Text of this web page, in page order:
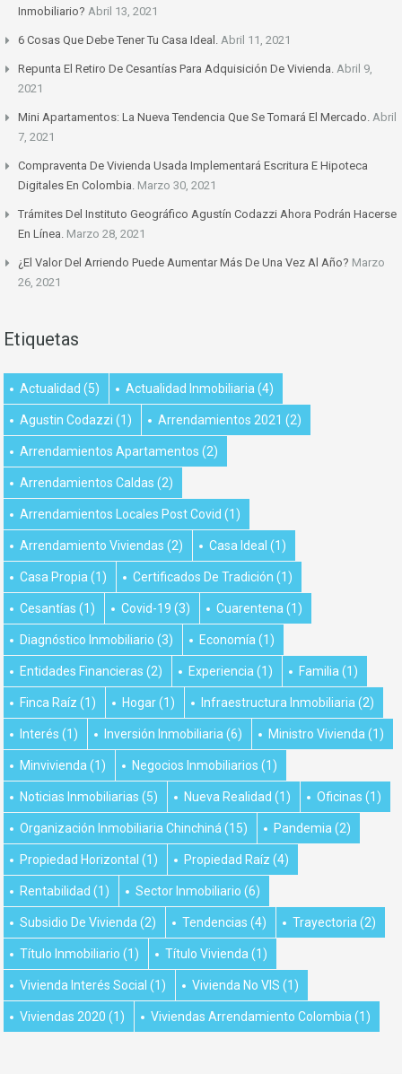
Inmobiliario? Abril 13, 2021
6 Cosas Que Debe Tener Tu Casa Ideal. Abril 11, 2021
Repunta El Retiro De Cesantías Para Adquisición De Vivienda. Abril 9,
2021
Mini Apartamentos: La Nueva Tendencia Que Se Tomará El Mercado. Abril
7, 2021
Compraventa De Vivienda Usada Implementará Escritura E Hipoteca
Digitales En Colombia. Marzo 30, 2021
Trámites Del Instituto Geográfico Agustín Codazzi Ahora Podrán Hacerse
En Línea. Marzo 28, 2021
¿El Valor Del Arriendo Puede Aumentar Más De Una Vez Al Año? Marzo
26, 2021
Etiquetas
Actualidad (5) Actualidad Inmobiliaria(4)
Agustin Codazzi (1) Arrendamientos 2021 (2)
Arrendamientos Apartamentos (2)
Arrendamientos Caldas (2)
Arrendamientos Locales Post Covid (1)
Arrendamiento Viviendas (2) Casa Ideal (1)
Casa Propia(1) Certificados De Tradición (1)
Cesantías (1) Covid-19 (3) Cuarentena(1)
Diagnóstico Inmobiliario (3) Economía(1)
Entidades Financieras (2) Experiencia(1) Familia(1)
Finca Raíz (1) Hogar(1) Infraestructura Inmobiliaria(2)
Interés (1) Inversión Inmobiliaria(6) Ministro Vivienda(1)
Minvivienda(1) Negocios Inmobiliarios (1)
Noticias Inmobiliarias (5) Nueva Realidad (1) Oficinas (1)
Organización Inmobiliaria Chinchiná(15) Pandemia(2)
Propiedad Horizontal (1) Propiedad Raíz (4)
Rentabilidad (1) Sector Inmobiliario (6)
Subsidio De Vivienda(2) Tendencias (4) Trayectoria(2)
Título Inmobiliario (1) Título Vivienda(1)
Vivienda Interés Social (1) Vivienda No VIS (1)
Viviendas 2020 (1) Viviendas Arrendamiento Colombia(1)